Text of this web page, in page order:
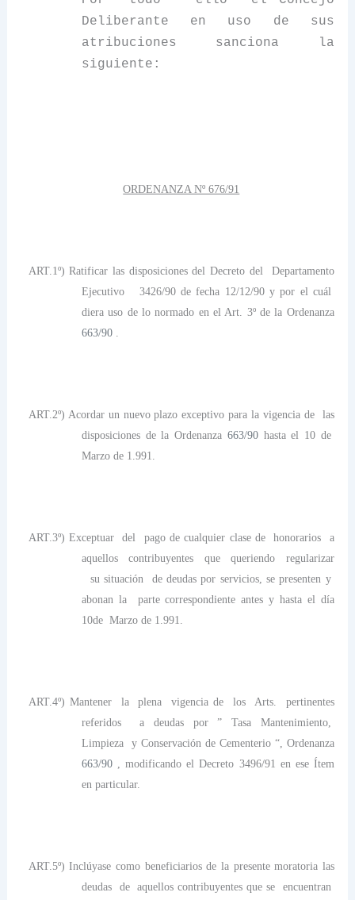
Deliberante en uso de sus
atribuciones sanciona la
siguiente:
ORDENANZA Nº 676/91
ART.1º) Ratificar las disposiciones del Decreto del Departamento
Ejecutivo 3426/90 de fecha 12/12/90 y por el cuál
diera uso de lo normado en el Art. 3º de la Ordenanza
663/90.
ART.2º) Acordar un nuevo plazo exceptivo para la vigencia de las
disposiciones de la Ordenanza 663/90hasta el 10 de
Marzo de 1.991.
ART.3º) Exceptuar del pago de cualquier clase de honorarios a
aquellos contribuyentes que queriendo regularizar
su situación de deudas por servicios, se presenten y
abonan la parte correspondiente antes y hasta el día
10de Marzo de 1.991.
ART.4º) Mantener la plena vigencia de los Arts. pertinentes
referidos a deudas por ” Tasa Mantenimiento,
Limpieza y Conservación de Cementerio “, Ordenanza
663/90, modificando el Decreto 3496/91 en ese Ítem
en particular.
ART.5º) Inclúyase como beneficiarios de la presente moratoria las
deudas de aquellos contribuyentes que se encuentran